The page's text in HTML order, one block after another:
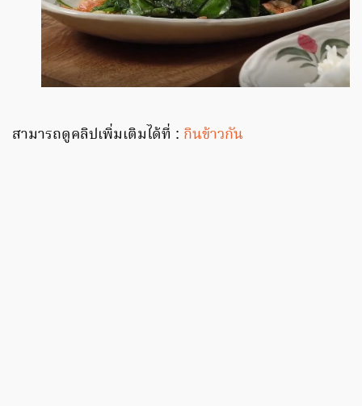
สามารถดูคลิปเพิ่มเติมได้ที่ : กินข้าวกัน